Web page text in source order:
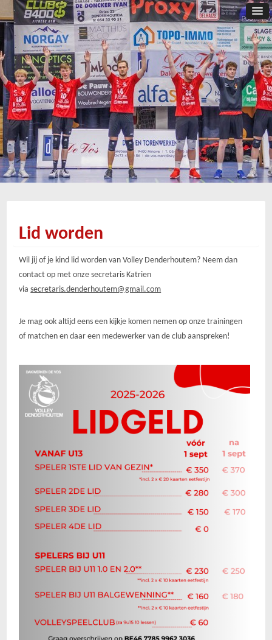
Lid worden
Wil jij of je kind lid worden van Volley Denderhoutem? Neem dan
contact op met onze secretaris Katrien
viasecretaris.denderhoutem@gmail.com
Je mag ook altijd eens een kijkje komen nemen op onze trainingen
of matchen en daar een medewerker van de club aanspreken!